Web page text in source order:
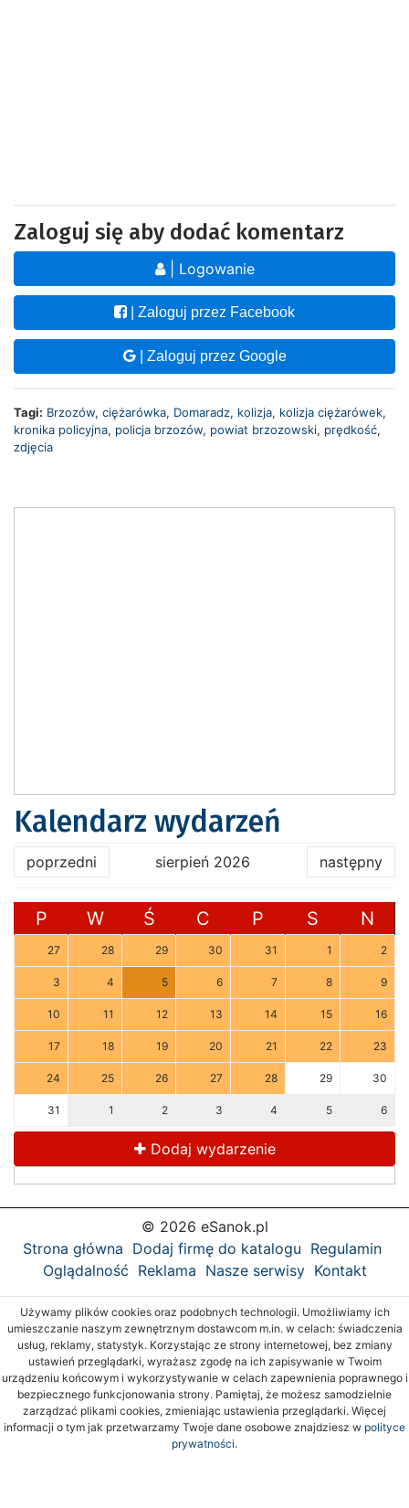
Zaloguj się aby dodać komentarz
| Logowanie
| Zaloguj przez Facebook
| Zaloguj przez Google
Tagi: Brzozów, ciężarówka, Domaradz, kolizja, kolizja ciężarówek,
kronika policyjna, policja brzozów, powiat brzozowski, prędkość,
zdjęcia
Kalendarz wydarzeń
poprzedni sierpień 2026 następny
P W Ś C P S N
27 28 29 30 31 1 2
3 4 5 6 7 8 9
10 11 12 13 14 15 16
17 18 19 20 21 22 23
24 25 26 27 28 29 30
31 1 2 3 4 5 6
Dodaj wydarzenie
© 2026 eSanok.pl
Strona główna Dodaj firmę do katalogu Regulamin
Oglądalność Reklama Nasze serwisy Kontakt
Używamy plików cookies oraz podobnych technologii. Umożliwiamy ich
umieszczanie naszym zewnętrznym dostawcom m.in. w celach: świadczenia
usług, reklamy, statystyk. Korzystając ze strony internetowej, bez zmiany
ustawień przeglądarki, wyrażasz zgodę na ich zapisywanie w Twoim
urządzeniu końcowym i wykorzystywanie w celach zapewnienia poprawnego i
bezpiecznego funkcjonowania strony. Pamiętaj, że możesz samodzielnie
zarządzać plikami cookies, zmieniając ustawienia przeglądarki. Więcej
informacji o tym jak przetwarzamy Twoje dane osobowe znajdziesz w polityce
prywatności.